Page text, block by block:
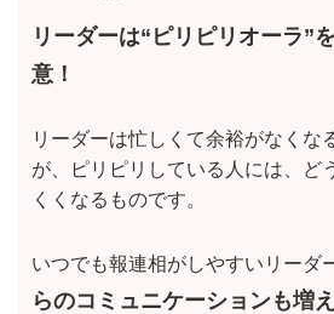
リーダーは“ピリピリオーラ”
意！
リーダーは忙しくて余裕がなくな
が、ピリピリしている人には、ど
くくなるものです。
いつでも報連相がしやすいリーダ
らのコミュニケーションも増